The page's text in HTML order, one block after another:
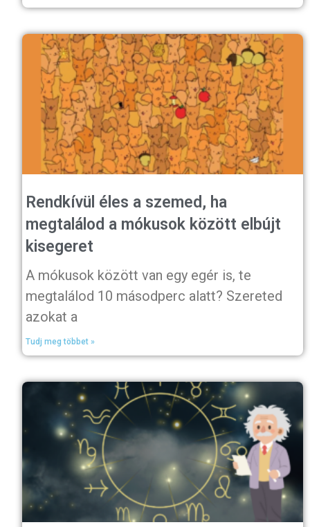
Rendkívül éles a szemed, ha
megtalálod a mókusok között elbújt
kisegeret
A mókusok között van egy egér is, te
megtalálod 10 másodperc alatt? Szereted
azokat a
Tudj meg többet »